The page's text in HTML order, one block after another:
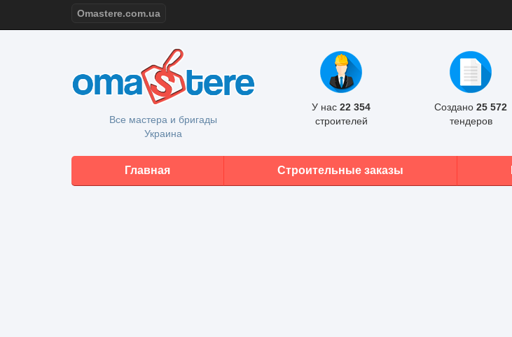
Omastere.com.ua
Все мастера и бригады
Украина
У нас 22 354
строителей
Создано 25 572
тендеров
Главная Строительные заказы